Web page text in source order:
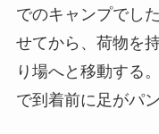
でのキャンプでし
せてから、荷物を
り場へと移動する
で到着前に足がパ